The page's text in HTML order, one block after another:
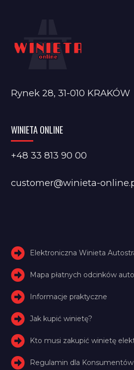
Rynek 28, 31-010 KRAKÓW
WINIETA ONLINE
+48 33 813 90 00
customer@winieta-
Elektroniczna Winieta
Mapa płatnych odcinków
Informacje praktyczne
Jak kupić winietę?
Kto musi zakupić winietę
Regulamin dla Konsumentów